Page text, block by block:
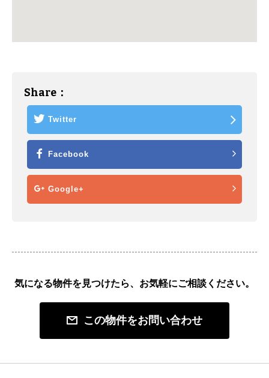
Share
Twitter
Facebook
Google+
気になる物件を見つけたら、お気軽にご相談ください。
この物件をお問い合わせ